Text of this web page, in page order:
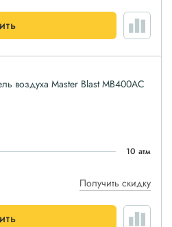
воздуха Master Blast MB400AC
10 атм
Получить скидку